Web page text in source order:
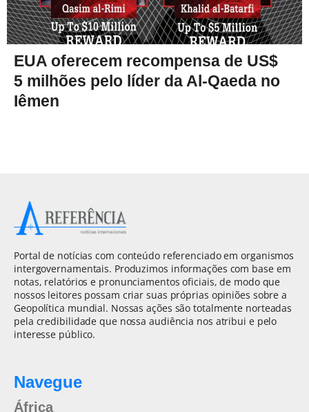
EUA oferecem recompensa de US$
5 milhões pelo líder da Al-Qaeda no
Iêmen
Portal de notícias com conteúdo referenciado em organismos
intergovernamentais. Produzimos informações com base em
notas, relatórios e pronunciamentos oficiais, de modo que
nossos leitores possam criar suas próprias opiniões sobre a
Geopolítica mundial. Nossas ações são totalmente norteadas
pela credibilidade que nossa audiência nos atribui e pelo
interesse público.
Navegue
África